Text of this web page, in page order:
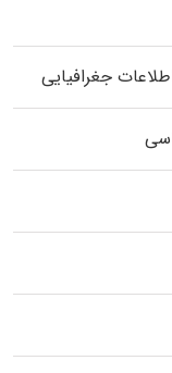
جغرافیایی